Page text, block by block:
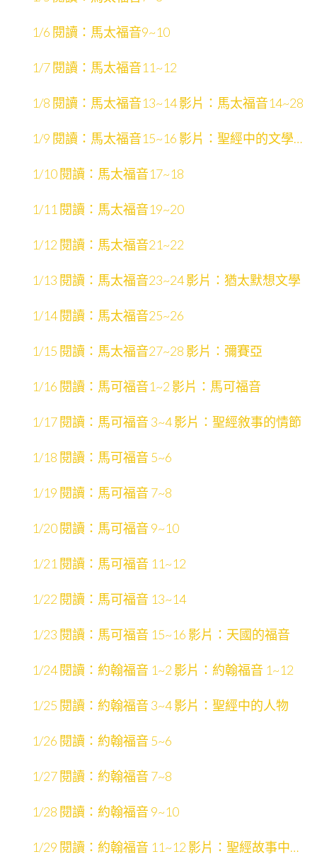
1/6 閱讀：馬太福音9~10
1/7 閱讀：馬太福音11~12
1/8 閱讀：馬太福音13~14 影片：馬太福音14~28
1/9 閱讀：馬太福音15~16 影片：聖經中的文學形
1/10 閱讀：馬太福音17~18
1/11 閱讀：馬太福音19~20
1/12 閱讀：馬太福音21~22
1/13 閱讀：馬太福音23~24 影片：猶太默想文學
1/14 閱讀：馬太福音25~26
1/15 閱讀：馬太福音27~28 影片：彌賽亞
1/16 閱讀：馬可福音1~2 影片：馬可福音
1/17 閱讀：馬可福音 3~4 影片：聖經敘事的情節
1/18 閱讀：馬可福音 5~6
1/19 閱讀：馬可福音 7~8
1/20 閱讀：馬可福音 9~10
1/21 閱讀：馬可福音 11~12
1/22 閱讀：馬可福音 13~14
1/23 閱讀：馬可福音 15~16 影片：天國的福音
1/24 閱讀：約翰福音 1~2 影片：約翰福音 1~12
1/25 閱讀：約翰福音 3~4 影片：聖經中的人物
1/26 閱讀：約翰福音 5~6
1/27 閱讀：約翰福音 7~8
1/28 閱讀：約翰福音 9~10
1/29 閱讀：約翰福音 11~12 影片：聖經故事中的